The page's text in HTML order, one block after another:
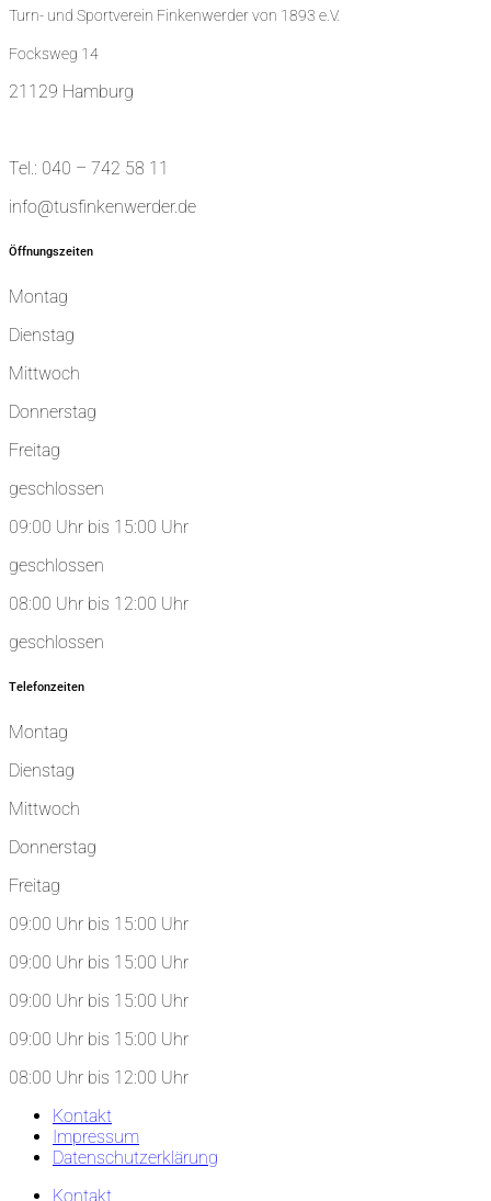
Turn- und Sportverein Finkenwerder von 1893 e.V.
Focksweg 14
21129 Hamburg
Tel.: 040 – 742 58 11
info@tusfinkenwerder.de
Öffnungszeiten
Montag
Dienstag
Mittwoch
Donnerstag
Freitag
geschlossen
09:00 Uhr bis 15:00 Uhr
geschlossen
08:00 Uhr bis 12:00 Uhr
geschlossen
Telefonzeiten
Montag
Dienstag
Mittwoch
Donnerstag
Freitag
09:00 Uhr bis 15:00 Uhr
09:00 Uhr bis 15:00 Uhr
09:00 Uhr bis 15:00 Uhr
09:00 Uhr bis 15:00 Uhr
08:00 Uhr bis 12:00 Uhr
Kontakt
Impressum
Datenschutzerklärung
Kontakt